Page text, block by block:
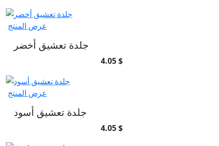
عرض المنتج
جلدة تعشيق أخضر
4.05 $
عرض المنتج
جلدة تعشيق أسود
4.05 $